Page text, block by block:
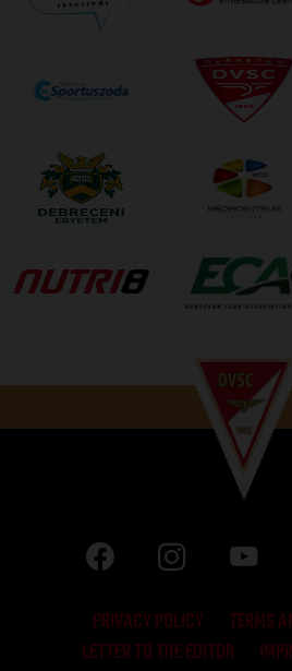
PRIVACY POLICY
TERMS
LETTER TO THE EDITOR